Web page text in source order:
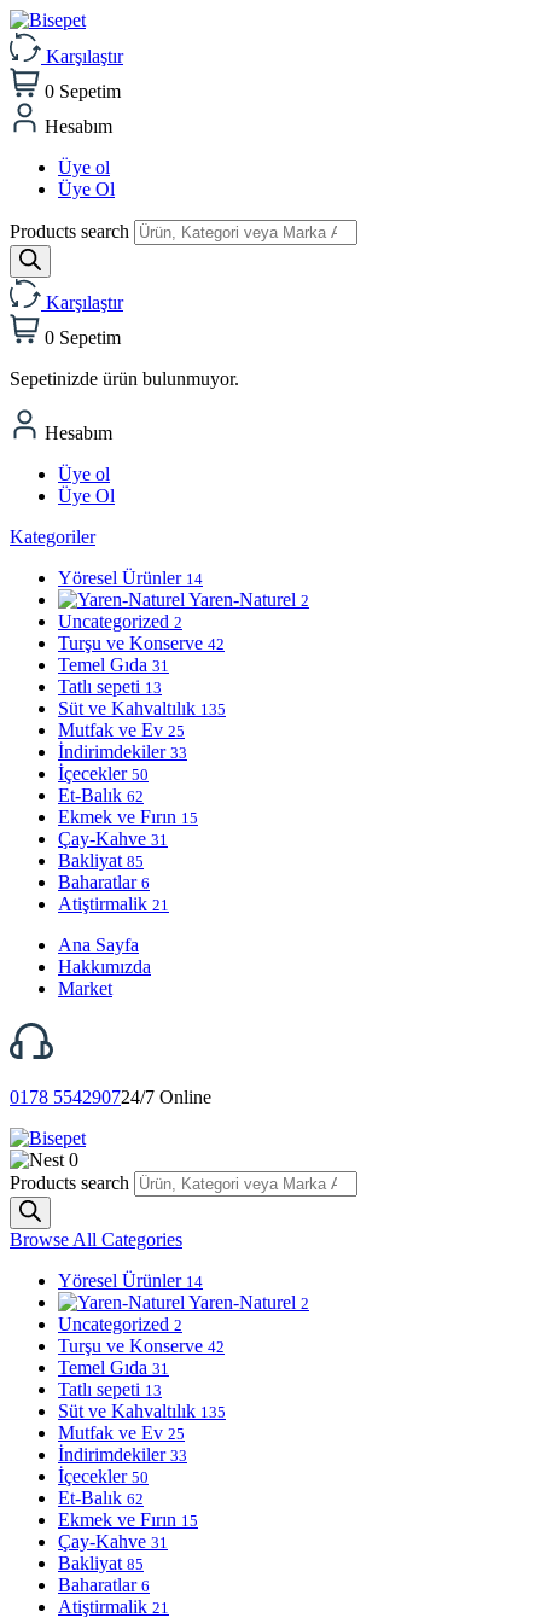
Karşılaştır
0 Sepetim
Hesabım
Üye ol
Üye Ol
Products search
Karşılaştır
0 Sepetim
Sepetinizde ürün bulunmuyor.
Hesabım
Üye ol
Üye Ol
Kategoriler
Yöresel Ürünler 14
Yaren-Naturel 2
Uncategorized 2
Turşu ve Konserve 42
Temel Gıda 31
Tatlı sepeti 13
Süt ve Kahvaltılık 135
Mutfak ve Ev 25
İndirimdekiler 33
İçecekler 50
Et-Balık 62
Ekmek ve Fırın 15
Çay-Kahve 31
Bakliyat 85
Baharatlar 6
Atiştirmalik 21
Ana Sayfa
Hakkımızda
Market
0178 554290724/7 Online
0
Products search
Browse All Categories
Yöresel Ürünler 14
Yaren-Naturel 2
Uncategorized 2
Turşu ve Konserve 42
Temel Gıda 31
Tatlı sepeti 13
Süt ve Kahvaltılık 135
Mutfak ve Ev 25
İndirimdekiler 33
İçecekler 50
Et-Balık 62
Ekmek ve Fırın 15
Çay-Kahve 31
Bakliyat 85
Baharatlar 6
Atiştirmalik 21